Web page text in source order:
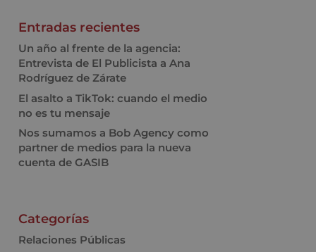
Entradas recientes
Un año al frente de la agencia:
Entrevista de El Publicista a Ana
Rodríguez de Zárate
El asalto a TikTok: cuando el medio
no es tu mensaje
Nos sumamos a Bob Agency como
partner de medios para la nueva
cuenta de GASIB
Categorías
Relaciones Públicas